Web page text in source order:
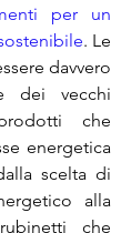
per un
. Le
davvero
dei vecchi
che
energetica
scelta di
alla
che